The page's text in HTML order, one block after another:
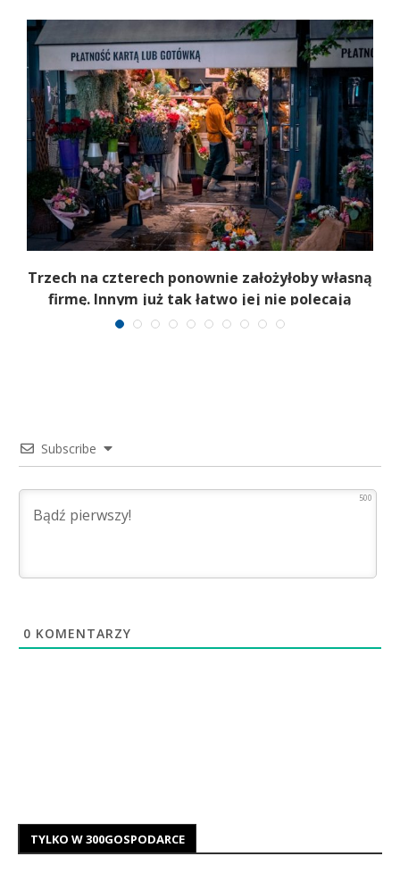
Trzech na czterech ponownie założyłoby własną
firmę. Innym już tak łatwo jej nie polecają
Subscribe
500
0 KOMENTARZY
TYLKO W 300GOSPODARCE